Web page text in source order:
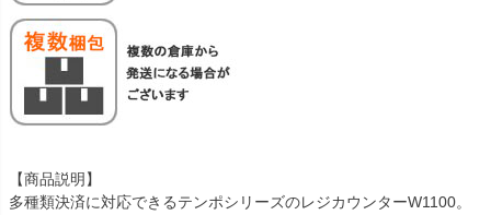
【商品説明】
多種類決済に対応できるテンポシリーズのレジカウンターW1100。